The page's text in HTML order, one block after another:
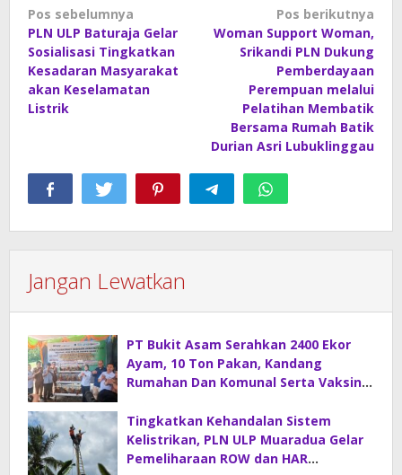
Navigasi
pos
Pos sebelumnya
PLN ULP Baturaja Gelar
Sosialisasi Tingkatkan
Kesadaran Masyarakat
akan Keselamatan
Listrik
Pos berikutnya
Woman Support Woman,
Srikandi PLN Dukung
Pemberdayaan
Perempuan melalui
Pelatihan Membatik
Bersama Rumah Batik
Durian Asri Lubuklinggau
Jangan Lewatkan
PT Bukit Asam Serahkan 2400 Ekor
Ayam, 10 Ton Pakan, Kandang
Rumahan Dan Komunal Serta Vaksin
Tingkatkan Kehandalan Sistem
Kelistrikan, PLN ULP Muaradua Gelar
Pemeliharaan ROW dan HAR